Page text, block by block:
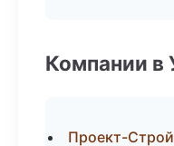
Компании в
Проект-